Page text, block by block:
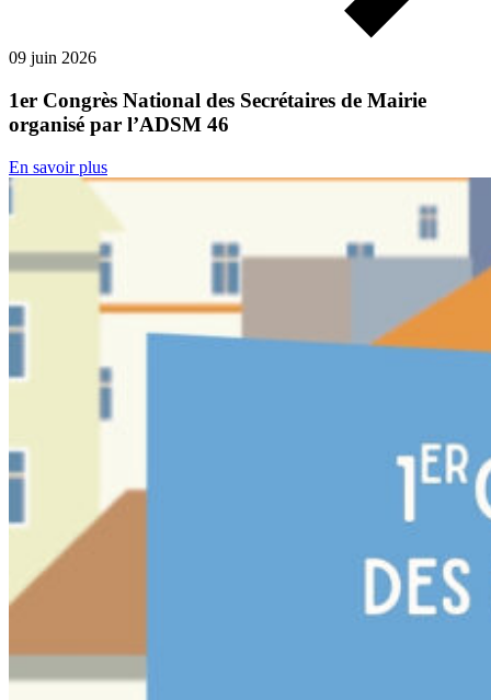
09 juin 2026
1er Congrès National des Secrétaires de Mairie
organisé par l’ADSM 46
En savoir plus